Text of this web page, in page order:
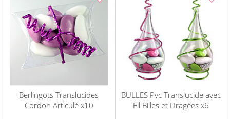
Berlingots Translucides
Cordon Articulé x10
BULLES Pvc Translucide avec
Fil Billes et Dragées x6